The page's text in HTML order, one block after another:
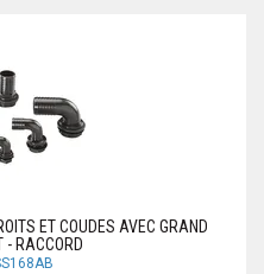
ET COUDES AVEC GRAND
- RACCORD